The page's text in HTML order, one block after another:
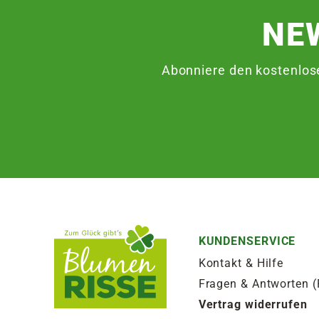
Abonniere den
KUNDENSERVICE
Kontakt & Hilfe
Fragen & Antworten
Vertrag widerrufen